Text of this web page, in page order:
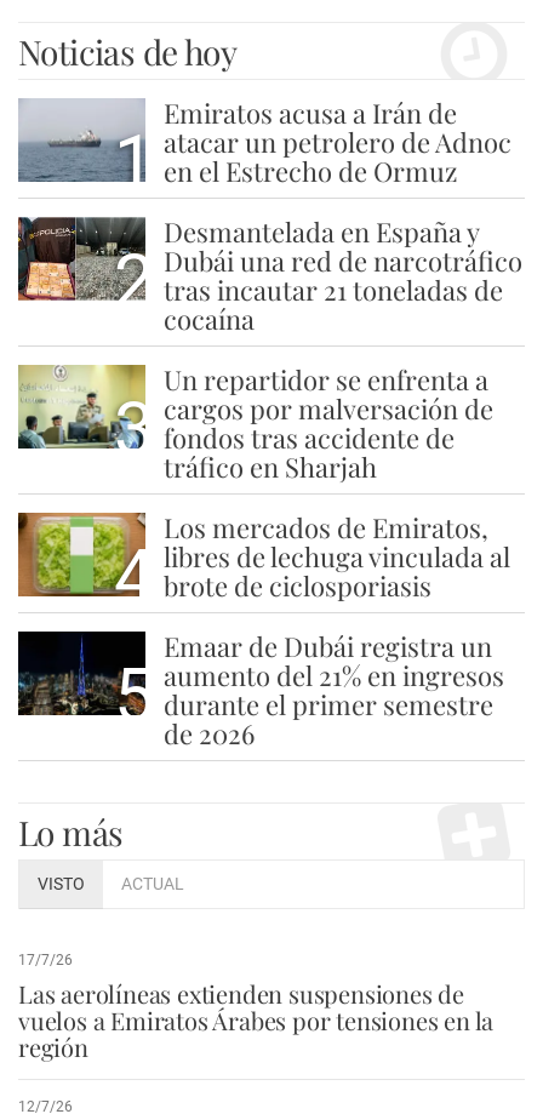
Noticias de hoy
1
Emiratos acusa a Irán de
atacar un petrolero de Adnoc
en el Estrecho de Ormuz
2
Desmantelada en España y
Dubái una red de narcotráfico
tras incautar 21 toneladas de
cocaína
3
Un repartidor se enfrenta a
cargos por malversación de
fondos tras accidente de
tráfico en Sharjah
4
Los mercados de Emiratos,
libres de lechuga vinculada al
brote de ciclosporiasis
5
Emaar de Dubái registra un
aumento del 21% en ingresos
durante el primer semestre
de 2026
Lo más
VISTO ACTUAL
17/7/26
Las aerolíneas extienden suspensiones de
vuelos a Emiratos Árabes por tensiones en la
región
12/7/26